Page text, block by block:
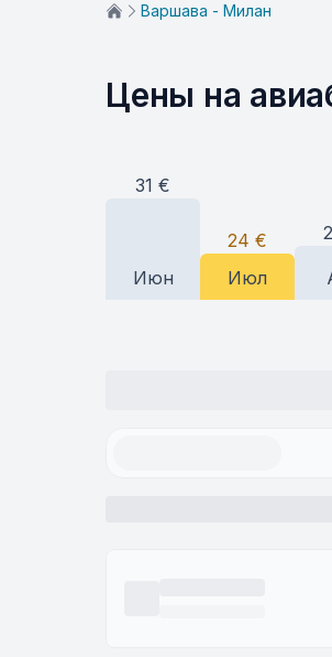
Варшава - Милан
Цены на
31 €
Июн
24 €
Июл